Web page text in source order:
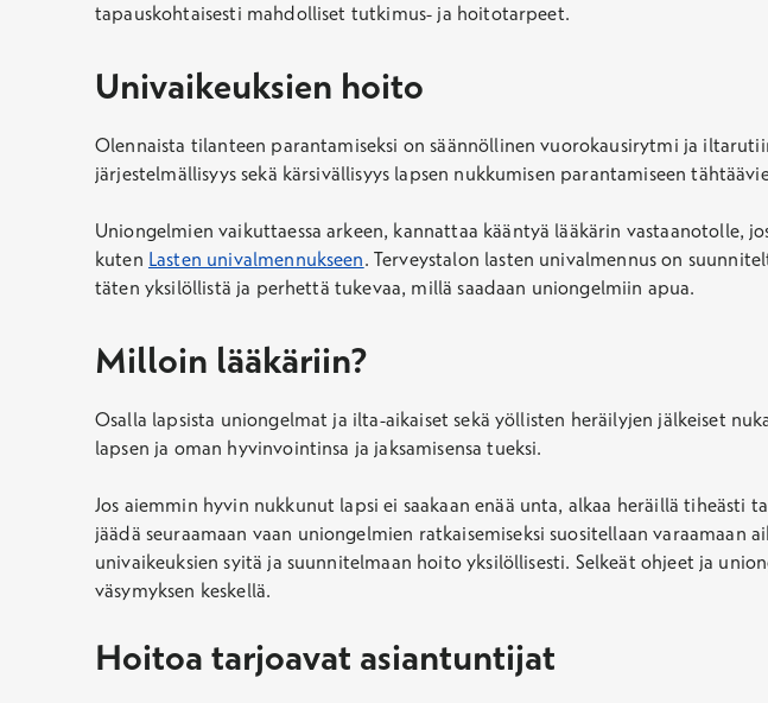
tapauskohtaisesti mahdolliset tutkimus- ja hoitotarpeet.
Univaikeuksien hoito
Olennaista tilanteen parantamiseksi on säännöllinen vuorokausirytmi ja
järjestelmällisyys sekä kärsivällisyys lapsen nukkumisen parantamiseen
Uniongelmien vaikuttaessa arkeen, kannattaa kääntyä lääkärin
kuten Lasten univalmennukseen. Terveystalon lasten univalmennus on
täten yksilöllistä ja perhettä tukevaa, millä saadaan uniongelmiin apua.
Milloin lääkäriin?
Osalla lapsista uniongelmat ja ilta-aikaiset sekä yöllisten heräilyjen jälkeiset
lapsen ja oman hyvinvointinsa ja jaksamisensa tueksi.
Jos aiemmin hyvin nukkunut lapsi ei saakaan enää unta, alkaa heräillä tiheästi
jäädä seuraamaan vaan uniongelmien ratkaisemiseksi suositellaan varaamaan
univaikeuksien syitä ja suunnitelmaan hoito yksilöllisesti. Selkeät ohjeet ja
väsymyksen keskellä.
Hoitoa tarjoavat asiantuntijat